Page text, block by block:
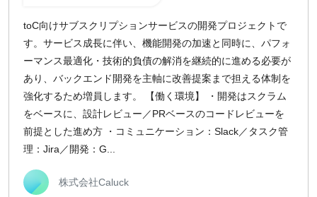
toC向けサブスクリプションサービスの開発プロジェクトで
す。サービス成長に伴い、機能開発の加速と同時に、パフォ
ーマンス最適化・技術的負債の解消を継続的に進める必要が
あり、バックエンド開発を主軸に改善提案まで担える体制を
強化するため増員します。 【働く環境】 ・開発はスクラム
をベースに、設計レビュー／PRベースのコードレビューを
前提とした進め方 ・コミュニケーション：Slack／タスク管
理：Jira／開発：G...
株式会社Caluck